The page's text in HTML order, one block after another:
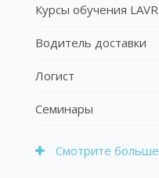
Курсы обучения LAVR
Водитель доставки
Логист
Семинары
Смотрите больше